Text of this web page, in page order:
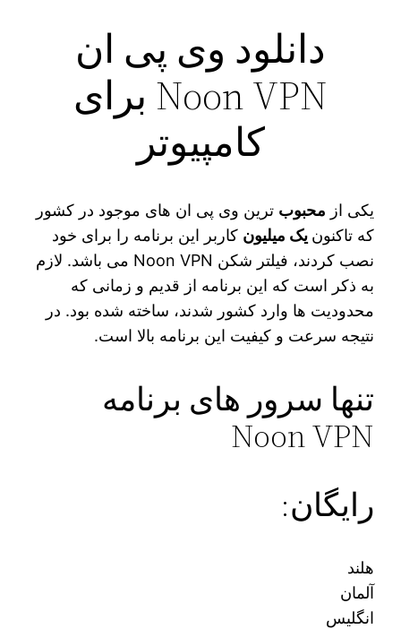
دانلود وی پی ان
Noon VPN برای
کامپیوتر
یکی از محبوب‌ ترین وی پی ان‌ های موجود در کشور
که تاکنون یک میلیون کاربر این برنامه را برای خود
نصب کردند، فیلتر شکن Noon VPN می‌ باشد. لازم
به ذکر است که این برنامه از قدیم و زمانی که
محدودیت‌ ها وارد کشور شدند، ساخته شده بود. در
نتیجه سرعت و کیفیت این برنامه بالا است.
تنها سرور های برنامه
Noon VPN
رایگان:
هلند
آلمان‌
انگلیس